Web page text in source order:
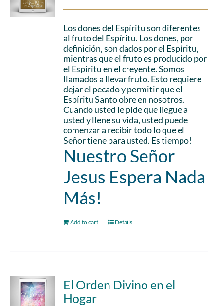
Los dones del Espíritu son diferentes
al fruto del Espíritu. Los dones, por
definición, son dados por el Espíritu,
mientras que el fruto es producido por
el Espíritu en el creyente. Somos
llamados a llevar fruto. Esto requiere
dejar el pecado y permitir que el
Espíritu Santo obre en nosotros.
Cuando usted le pide que llegue a
usted y llene su vida, usted puede
comenzar a recibir todo lo que el
Señor tiene para usted. Es tiempo!
Nuestro Señor
Jesus Espera Nada
Más!
Add to cart Details
El Orden Divino en el
Hogar